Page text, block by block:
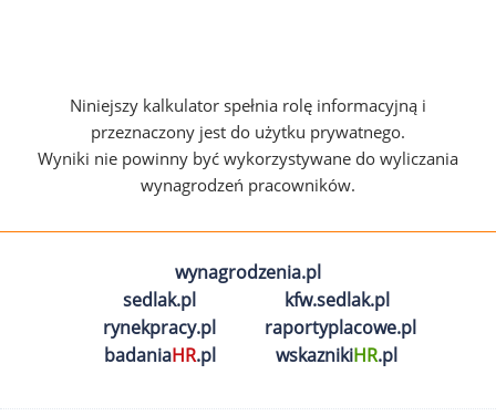
Niniejszy kalkulator spełnia rolę informacyjną i
przeznaczony jest do użytku prywatnego.
Wyniki nie powinny być wykorzystywane do wyliczania
wynagrodzeń pracowników.
wynagrodzenia.pl
sedlak.pl
kfw.sedlak.pl
rynekpracy.pl
raportyplacowe.pl
badaniaHR.pl wskaznikiHR.pl